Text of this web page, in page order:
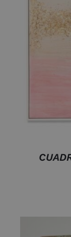
DETALLES